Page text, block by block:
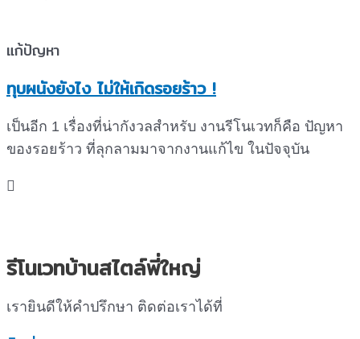
แก้ปัญหา
ทุบผนังยังไง ไม่ให้เกิดรอยร้าว !
เป็นอีก 1 เรื่องที่น่ากังวลสำหรับ งานรีโนเวทก็คือ ปัญหา
ของรอยร้าว ที่ลุกลามมาจากงานแก้ไข ในปัจจุบัน
รีโนเวทบ้านสไตล์พี่ใหญ่
เรายินดีให้คำปรึกษา ติดต่อเราได้ที่